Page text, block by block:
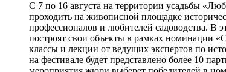
С 7 по 16 августа на территории усадьбы
проходить на живописной площадке
профессионалов и любителей садоводства. В
построят свои объекты в рамках номинации
классы и лекции от ведущих экспертов по
на фестивале будет представлено более 10